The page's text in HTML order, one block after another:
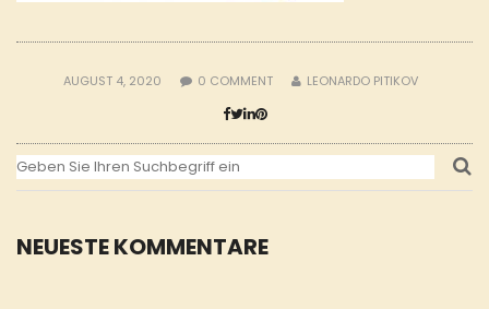
NEUESTE KOMMENTARE
AUGUST 4, 2020 0 COMMENT LEONARDO PITIKOV